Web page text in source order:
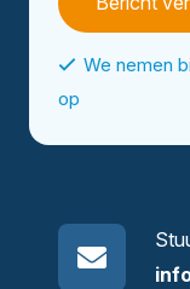
We nemen
op